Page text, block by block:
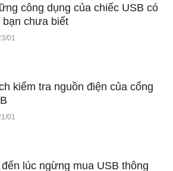
công dụng của chiếc USB có
bạn chưa biết
01
kiểm tra nguồn điện của cổng
01
lúc ngừng mua USB thông